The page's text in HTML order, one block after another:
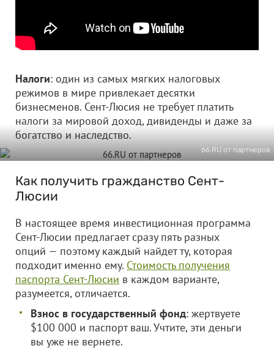
Налоги: один из самых мягких налоговых
режимов в мире привлекает десятки
бизнесменов. Сент-Люсия не требует платить
налоги за мировой доход, дивиденды и даже за
богатство и наследство.
66.RU от партнеров
Как получить гражданство Сент-
Люсии
В настоящее время инвестиционная программа
Сент-Люсии предлагает сразу пять разных
опций — поэтому каждый найдет ту, которая
подходит именно ему. Стоимость получения
паспорта Сент-Люсии в каждом варианте,
разумеется, отличается.
Взнос в государственный фонд: жертвуете
$100 000 и паспорт ваш. Учтите, эти деньги
вы уже не вернете.